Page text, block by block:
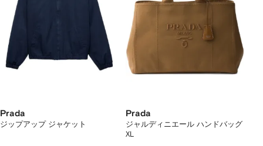
Prada
ジップアップ ジャケット
Prada
ジャルディニエール ハンドバッグ
XL